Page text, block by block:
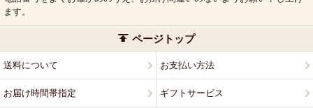
ます。
ページトップ
送料について お支払い方法
お届け時間帯指定 ギフトサービス